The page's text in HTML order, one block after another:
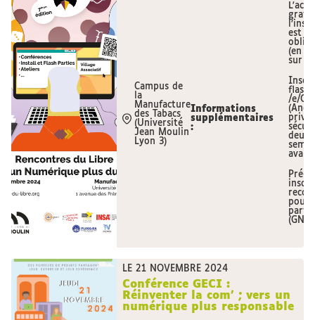
Campus de
la
Manufacture
des Tabacs
(Université
Jean Moulin
Lyon 3)
Informations
supplémentaires
:
est
(en
sur
flash
/e/OS
privé
deux
avant.
Pré-
pour
party
LE 21 NOVEMBRE 2024
Conférence GECI :
Réinventer la com’ ; vers un
numérique plus responsable